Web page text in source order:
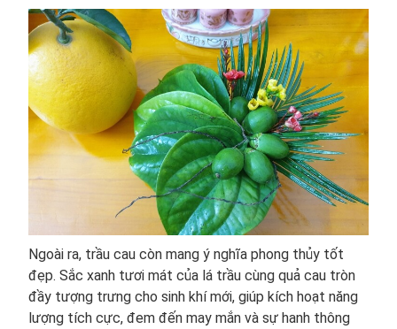
Ngoài ra, trầu cau còn mang ý nghĩa phong thủy tốt
đẹp. Sắc xanh tươi mát của lá trầu cùng quả cau tròn
đầy tượng trưng cho sinh khí mới, giúp kích hoạt năng
lượng tích cực, đem đến may mắn và sự hanh thông